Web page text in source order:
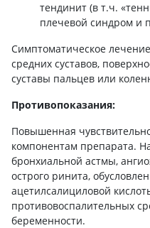
тендинит (в т.ч.
плечевой синдром и
Симптоматическое
средних суставов,
суставы пальцев или
Противопоказания:
Повышенная
компонентам препарата.
бронхиальной астмы,
острого ринита,
ацетилсалициловой
противовоспалительных
беременности.